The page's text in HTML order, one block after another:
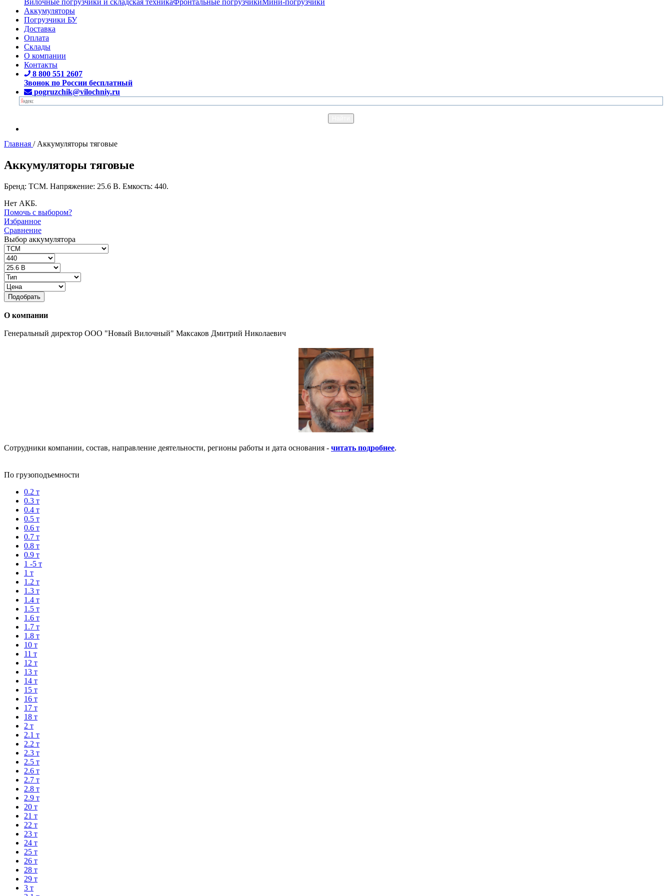
Аккумуляторы
Погрузчики БУ
Доставка
Оплата
Склады
О компании
Контакты
8 800 551 2607
Звонок по России бесплатный
pogruzchik@vilochniy.ru
Главная / Аккумуляторы тяговые
Аккумуляторы тяговые
Бренд: TCM. Напряжение: 25.6 В. Емкость: 440.
Нет АКБ.
Помочь с выбором?
Избранное
Сравнение
Выбор аккумулятора
Подобрать
О компании
Генеральный директор ООО "Новый Вилочный" Максаков Дмитрий Николаевич
Сотрудники компании, состав, направление деятельности, регионы работы и дата основания - читать подробнее.
По грузоподъемности
0.2 т
0.3 т
0.4 т
0.5 т
0.6 т
0.7 т
0.8 т
0.9 т
1 -5 т
1 т
1.2 т
1.3 т
1.4 т
1.5 т
1.6 т
1.7 т
1.8 т
10 т
11 т
12 т
13 т
14 т
15 т
16 т
17 т
18 т
2 т
2.1 т
2.2 т
2.3 т
2.5 т
2.6 т
2.7 т
2.8 т
2.9 т
20 т
21 т
22 т
23 т
24 т
25 т
26 т
28 т
29 т
3 т